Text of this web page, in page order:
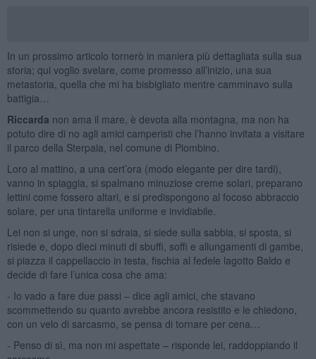
In un prossimo articolo tornerò in maniera più dettagliata sulla sua
storia; qui voglio svelare, come promesso all’inizio, una sua
metastoria, quella che mi ha bisbigliato mentre camminavo sulla
battigia…
Riccarda non ama il mare, è devota alla montagna, ma non ha
potuto dire di no agli amici camperisti che l’hanno invitata a visitare
il parco della Sterpaia, nel comune di Piombino.
Loro al mattino, a una cert’ora (modo elegante per dire tardi),
vanno in spiaggia, si spalmano minuziose creme solari, preparano
lettini come fossero altari, e si predispongono al focoso abbraccio
solare, per una tintarella uniforme e invidiabile.
Lei non si unge, non si sdraia, si siede sulla sabbia, si sposta, si
risiede e, dopo dieci minuti di sbuffi, soffi e allungamenti di gambe,
si piazza il cappellaccio in testa, fischia al fedele lagotto Baldo e
decide di fare l’unica cosa che ama:
- Io vado a fare due passi – dice agli amici, che stavano
scommettendo su quanto avrebbe ancora resistito e le chiedono,
con un velo di sarcasmo, se pensa di tornare per cena…
- Penso di sì, ma non mi aspettate – risponde lei, raddoppiando il